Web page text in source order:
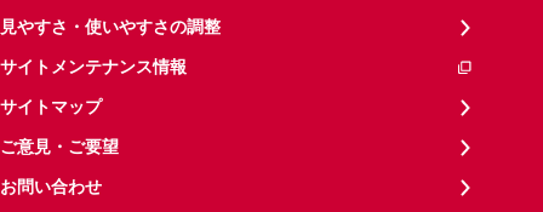
見やすさ・使いやすさの調整
サイトメンテナンス情報
サイトマップ
ご意見・ご要望
お問い合わせ